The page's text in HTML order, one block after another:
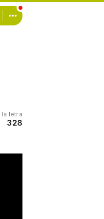
la letra
328